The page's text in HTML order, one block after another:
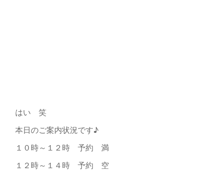
はい 笑
本日のご案内状況です♪
１０時～１２時 予約 満
１２時～１４時 予約 空